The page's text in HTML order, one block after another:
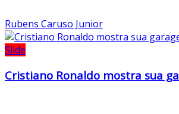
Rubens Caruso Junior
Slide
Cristiano Ronaldo mostra sua